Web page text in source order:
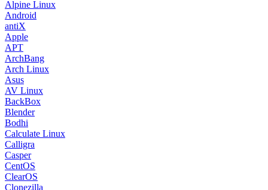
Alpine Linux
Android
antiX
Apple
APT
ArchBang
Arch Linux
Asus
AV Linux
BackBox
Blender
Bodhi
Calculate Linux
Calligra
Casper
CentOS
ClearOS
Clonezilla